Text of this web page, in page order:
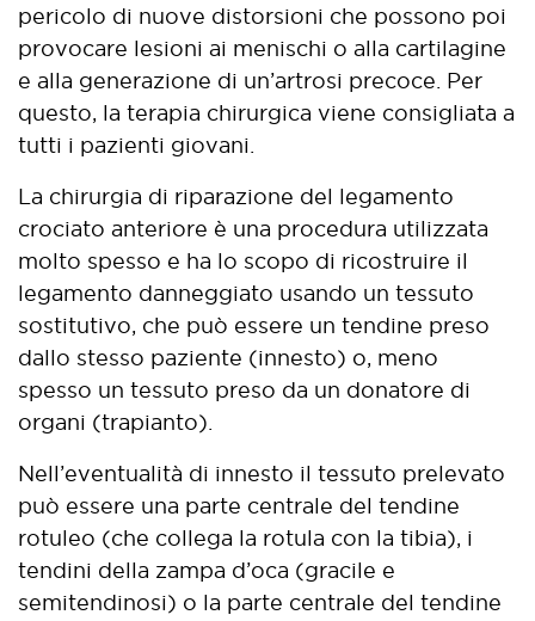
pericolo di nuove distorsioni che possono poi
provocare lesioni ai menischi o alla cartilagine
e alla generazione di un’artrosi precoce. Per
questo, la terapia chirurgica viene consigliata a
tutti i pazienti giovani.
La chirurgia di riparazione del legamento
crociato anteriore è una procedura utilizzata
molto spesso e ha lo scopo di ricostruire il
legamento danneggiato usando un tessuto
sostitutivo, che può essere un tendine preso
dallo stesso paziente (innesto) o, meno
spesso un tessuto preso da un donatore di
organi (trapianto).
Nell’eventualità di innesto il tessuto prelevato
può essere una parte centrale del tendine
rotuleo (che collega la rotula con la tibia), i
tendini della zampa d’oca (gracile e
semitendinosi) o la parte centrale del tendine